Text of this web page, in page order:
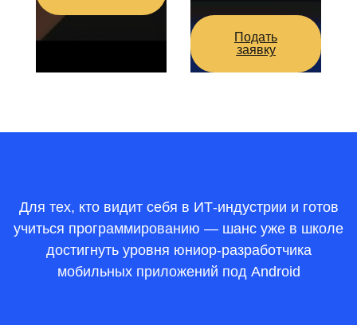
Подать
заявку
Для тех, кто видит себя в ИТ-индустрии и готов
учиться программированию — шанс уже в школе
достигнуть уровня юниор-разработчика
мобильных приложений под Android